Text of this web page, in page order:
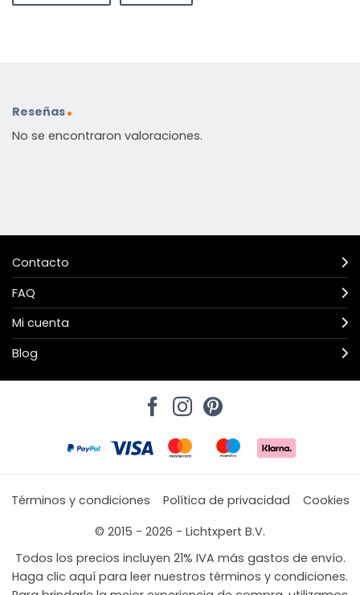
Reseñas
No se encontraron valoraciones.
Contacto
FAQ
Mi cuenta
Blog
Términos y condiciones Política de privacidad
Cookies
© 2015 - 2026 - Lichtxpert B.V.
Todos los precios incluyen 21% IVA más gastos de envío.
Haga clic aquí para leer nuestros términos y condiciones.